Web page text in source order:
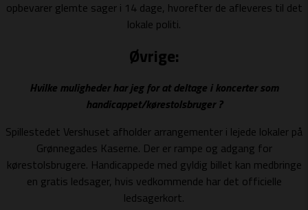
opbevarer glemte sager i 14 dage, hvorefter de afleveres til det
lokale politi.
Øvrige:
Hvilke muligheder har jeg for at deltage i koncerter som
handicappet/kørestolsbruger ?
Spillestedet Vershuset afholder arrangementer i lejede lokaler på
Grønnegades Kaserne. Der er rampe og adgang for
kørestolsbrugere. Handicappede med gyldig billet kan medbringe
en gratis ledsager, hvis vedkommende har det officielle
ledsagerkort.